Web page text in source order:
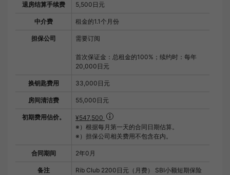
退房结算手续费 5,500日元
中介费 租金的1.1个月份
担保公司 需要订阅
首次保证金：总租金的100%；续约时：每年
20,000日元
换钥匙费用 33,000日元
房间清洁费 55,000日元
初期费用估价。
¥547,500
※）根据每月第一天的合同日期估算。
※）担保公司相关费用不包含在内。
合同期间 2年0月
备注
Rib Club 2200日元（月费） SBI小额短期保险